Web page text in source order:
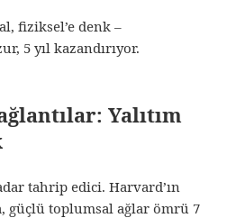
fiziksel’e denk –
5 yıl kazandırıyor.
Yalıtım
tahrip edici. Harvard’ın
güçlü toplumsal ağlar ömrü 7